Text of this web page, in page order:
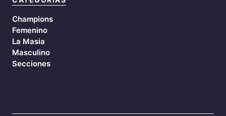
Champions
Femenino
La Masia
Masculino
Secciones